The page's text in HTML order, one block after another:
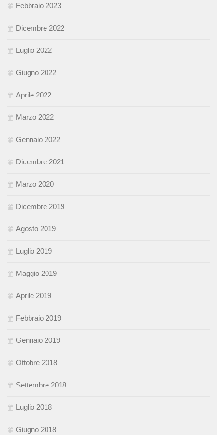
Febbraio 2023
Dicembre 2022
Luglio 2022
Giugno 2022
Aprile 2022
Marzo 2022
Gennaio 2022
Dicembre 2021
Marzo 2020
Dicembre 2019
Agosto 2019
Luglio 2019
Maggio 2019
Aprile 2019
Febbraio 2019
Gennaio 2019
Ottobre 2018
Settembre 2018
Luglio 2018
Giugno 2018